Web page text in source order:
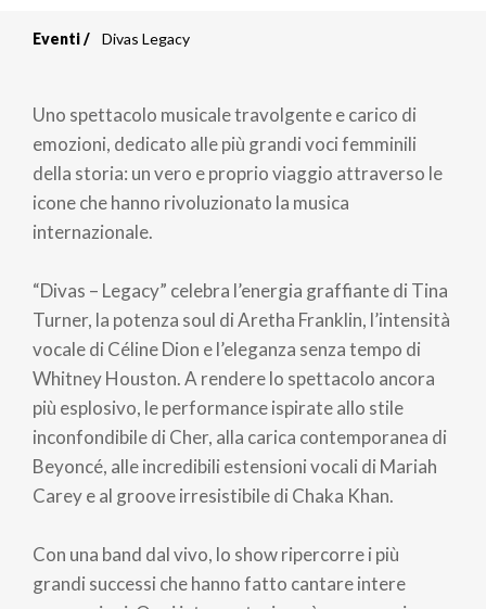
di
pane
Eventi Divas Legacy
Uno spettacolo musicale travolgente e carico di
emozioni, dedicato alle più grandi voci femminili
della storia: un vero e proprio viaggio attraverso le
icone che hanno rivoluzionato la musica
internazionale.
“Divas – Legacy” celebra l’energia graffiante di Tina
Turner, la potenza soul di Aretha Franklin, l’intensità
vocale di Céline Dion e l’eleganza senza tempo di
Whitney Houston. A rendere lo spettacolo ancora
più esplosivo, le performance ispirate allo stile
inconfondibile di Cher, alla carica contemporanea di
Beyoncé, alle incredibili estensioni vocali di Mariah
Carey e al groove irresistibile di Chaka Khan.
Con una band dal vivo, lo show ripercorre i più
grandi successi che hanno fatto cantare intere